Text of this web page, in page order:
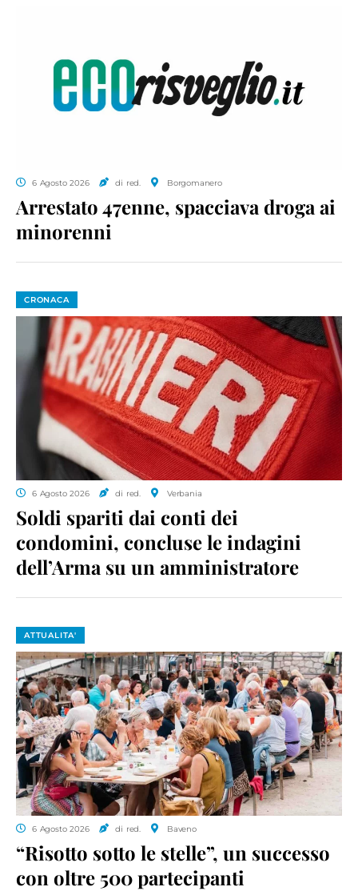
6 Agosto 2026 di red. Borgomanero
Arrestato 47enne, spacciava droga ai
minorenni
CRONACA
6 Agosto 2026 di red. Verbania
Soldi spariti dai conti dei
condomini, concluse le indagini
dell’Arma su un amministratore
ATTUALITA'
6 Agosto 2026 di red. Baveno
“Risotto sotto le stelle”, un successo
con oltre 500 partecipanti